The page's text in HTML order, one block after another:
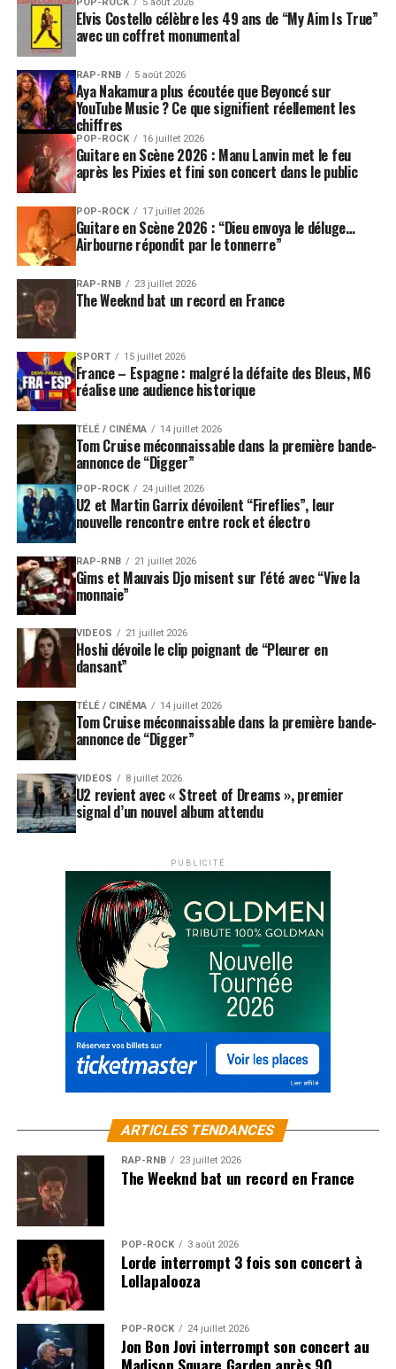
Elvis Costello célèbre les 49 ans de “My Aim Is True”
avec un coffret monumental
RAP-RNB 5 août 2026
Aya Nakamura plus écoutée que Beyoncé sur
YouTube Music ? Ce que signifient réellement les
chiffres
POP-ROCK 16 juillet 2026
Guitare en Scène 2026 : Manu Lanvin met le feu
après les Pixies et fini son concert dans le public
POP-ROCK 17 juillet 2026
Guitare en Scène 2026 : “Dieu envoya le déluge…
Airbourne répondit par le tonnerre”
RAP-RNB 23 juillet 2026
The Weeknd bat un record en France
SPORT 15 juillet 2026
France – Espagne : malgré la défaite des Bleus, M6
réalise une audience historique
TÉLÉ / CINÉMA 14 juillet 2026
Tom Cruise méconnaissable dans la première bande-
annonce de “Digger”
POP-ROCK 24 juillet 2026
U2 et Martin Garrix dévoilent “Fireflies”, leur
nouvelle rencontre entre rock et électro
RAP-RNB 21 juillet 2026
Gims et Mauvais Djo misent sur l’été avec “Vive la
monnaie”
VIDEOS 21 juillet 2026
Hoshi dévoile le clip poignant de “Pleurer en
dansant”
TÉLÉ / CINÉMA 14 juillet 2026
Tom Cruise méconnaissable dans la première bande-
annonce de “Digger”
VIDEOS 8 juillet 2026
U2 revient avec « Street of Dreams », premier
signal d’un nouvel album attendu
PUBLICITÉ
ARTICLES TENDANCES
RAP-RNB 23 juillet 2026
The Weeknd bat un record en France
POP-ROCK 3 août 2026
Lorde interrompt 3 fois son concert à
Lollapalooza
POP-ROCK 24 juillet 2026
Jon Bon Jovi interrompt son concert au